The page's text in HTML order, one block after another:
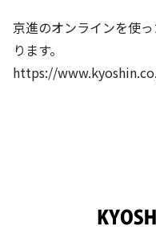
価値創造の取り組み
DX（デジタル変革）
免責事項
IRお問合せ
介護事業 採用
京進のオンラインを使
ります。
https://